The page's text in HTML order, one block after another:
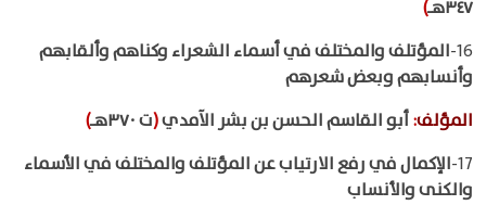
٣٤٧هـ
)
16- المؤتلف والمختلف في أسماء الشعراء وكناهم وألقابهم
وأنسابهم وبعض شعرهم
المؤلف:أبو القاسم الحسن بن بشر الآمدي(ت ٣٧٠هـ
)
17- الإكمال في رفع الارتياب عن المؤتلف والمختلف في الأسماء
والكنى والأنساب